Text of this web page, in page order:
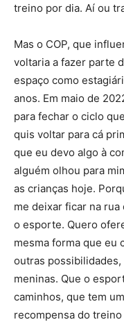
treino por dia. Aí ou
Mas o COP, que
voltaria a fazer parte
espaço como
anos. Em maio de
para fechar o ciclo
quis voltar para cá
que eu devo algo à
alguém olhou para
as crianças hoje.
me deixar ficar na
o esporte. Quero
mesma forma que eu
outras
meninas. Que o
caminhos, que tem
recompensa do